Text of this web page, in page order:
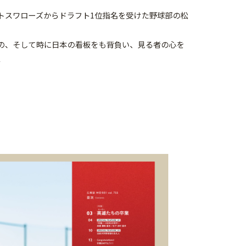
ワローズからドラフト1位指名を受けた野球部の松
、そして時に日本の看板をも背負い、見る者の心を